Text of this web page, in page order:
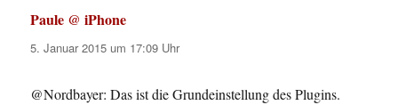
Paule @ iPhone
5. Januar 2015 um 17:09 Uhr
@Nordbayer: Das ist die Grundeinstellung des Plugins.